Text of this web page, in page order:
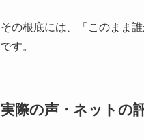
その根底には、「このまま
です。
実際の声・ネットの